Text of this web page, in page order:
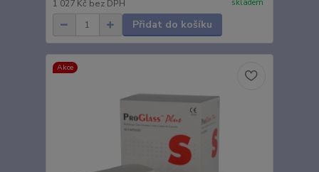
1 027 Kč bez DPH skladem
Přidat do košíku
Akce